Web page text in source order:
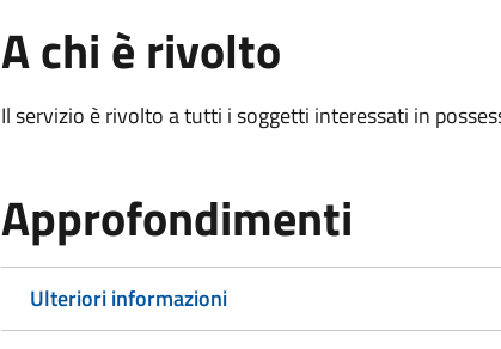
A chi è rivolto
Il servizio è rivolto a tutti i soggetti interessati in
Approfondimenti
Ulteriori informazioni